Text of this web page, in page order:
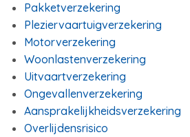
Pakketverzekering
Pleziervaartuigverzekering
Motorverzekering
Woonlastenverzekering
Uitvaartverzekering
Ongevallenverzekering
Aansprakelijkheidsverzekering
Overlijdensrisico